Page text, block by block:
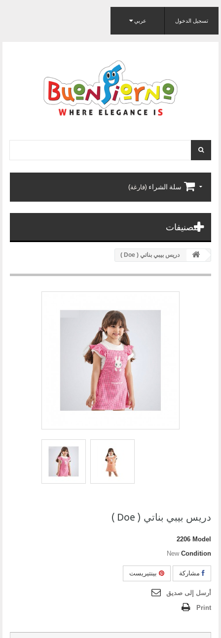
تسجيل الدخول عربي
سلة الشراء (فارغة)
التصنيفات
دريس بيبي بناتي ( Doe )
دريس بيبي بناتي ( Doe )
Model
2206
Condition
New
مشاركة بينتيريست
أرسل إلى صديق
Print